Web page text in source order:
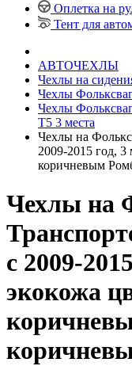
Оплетка на
Тент для
АВТОЧЕХЛЫ
Чехлы на
Чехлы
Чехлы
Т5 3 места
Чехлы на
2009-2015 год,
коричневым
Чехлы на
с 2009-
экокожа